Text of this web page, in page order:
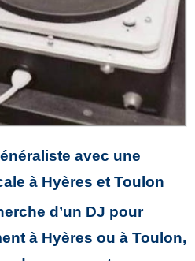
avec une
à Hyères et Toulon
d’un DJ pour
à Hyères ou à Toulon,